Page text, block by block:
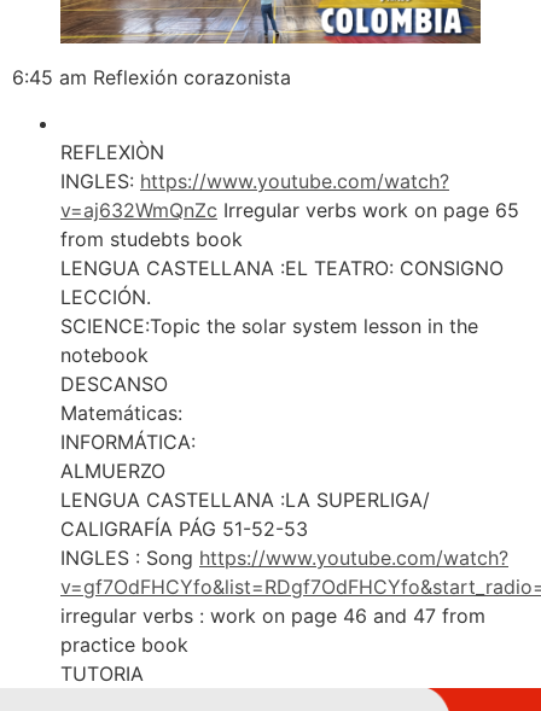
6:45 am Reflexión corazonista
REFLEXIÒN
INGLES: https://www.youtube.com/watch?
v=aj632WmQnZc Irregular verbs work on page 65
from studebts book
LENGUA CASTELLANA :EL TEATRO: CONSIGNO
LECCIÓN.
SCIENCE:Topic the solar system lesson in the
notebook
DESCANSO
Matemáticas:
INFORMÁTICA:
ALMUERZO
LENGUA CASTELLANA :LA SUPERLIGA/
CALIGRAFÍA PÁG 51-52-53
INGLES : Song https://www.youtube.com/watch?
irregular verbs : work on page 46 and 47 from
practice book
TUTORIA